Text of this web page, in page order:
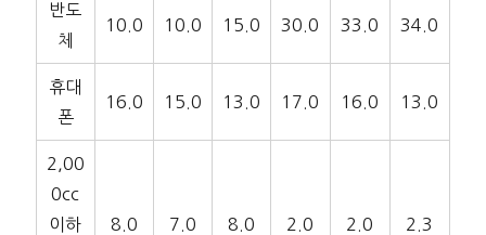
반도
체
10.0 10.0 15.0 30.0 33.0 34.0
휴대
폰
16.0 15.0 13.0 17.0 16.0 13.0
2,00
0cc
이하
8.0 7.0 8.0 2.0 2.0 2.3